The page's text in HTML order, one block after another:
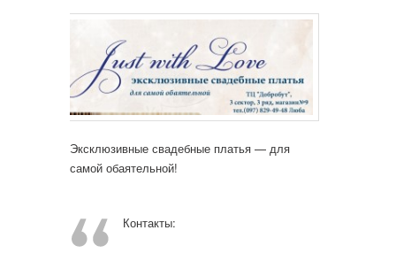
Эксклюзивные свадебные платья — для
самой обаятельной!
Контакты: